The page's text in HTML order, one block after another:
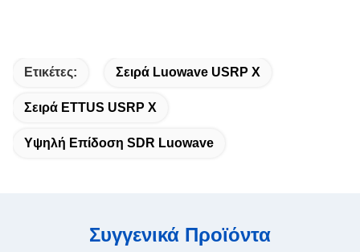
Ετικέτες: Σειρά Luowave USRP Χ
Σειρά ETTUS USRP Χ
Υψηλή Επίδοση SDR Luowave
Συγγενικά Προϊόντα